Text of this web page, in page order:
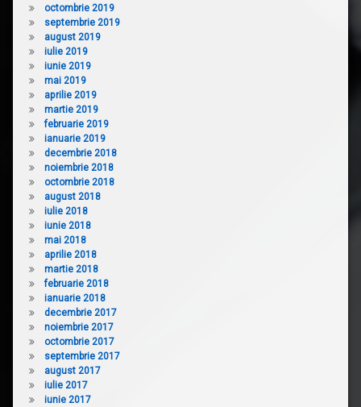
octombrie 2019
septembrie 2019
august 2019
iulie 2019
iunie 2019
mai 2019
aprilie 2019
martie 2019
februarie 2019
ianuarie 2019
decembrie 2018
noiembrie 2018
octombrie 2018
august 2018
iulie 2018
iunie 2018
mai 2018
aprilie 2018
martie 2018
februarie 2018
ianuarie 2018
decembrie 2017
noiembrie 2017
octombrie 2017
septembrie 2017
august 2017
iulie 2017
iunie 2017